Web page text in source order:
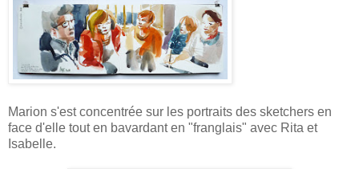
Marion s'est concentrée sur les portraits des sketchers en
face d'elle tout en bavardant en "franglais" avec Rita et
Isabelle.